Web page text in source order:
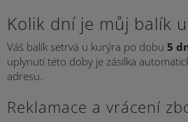
Kolik dní je můj balík
Váš balík setrvá u kurýra po dobu 5
uplynutí této doby je zásilka
adresu.
Reklamace a vrácení